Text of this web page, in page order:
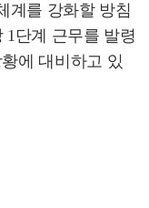
계를 강화할 방침
1단계 근무를 발령
에 대비하고 있